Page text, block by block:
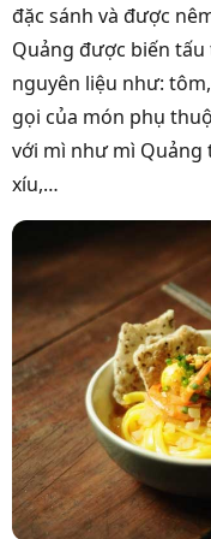
đặc sánh và được
Quảng được biến
nguyên liệu như:
gọi của món phụ
với mì như mì Quảng
xíu,…